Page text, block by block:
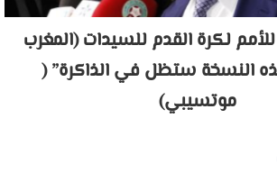
لكرة القدم للسيدات (المغرب
“هذه النسخة ستظل في الذاكرة” (
موتسيبي)